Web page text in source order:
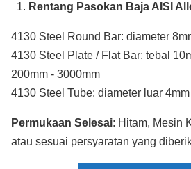
Rentang Pasokan Baja AISI
4130 Steel Round Bar: diameter
4130 Steel Plate / Flat Bar: tebal
200mm - 3000mm
4130 Steel Tube: diameter luar
Permukaan Selesai: Hitam, Mesin
atau sesuai persyaratan yang